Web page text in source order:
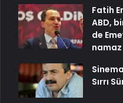
Fatih
ABD,
de
namaz
Sırrı